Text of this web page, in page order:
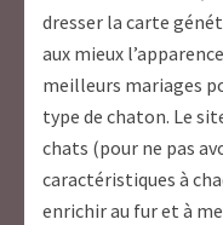
dresser la carte
aux mieux
meilleurs mariages
type de chaton. Le
chats (pour ne pas
caractéristiques à
enrichir au fur et à